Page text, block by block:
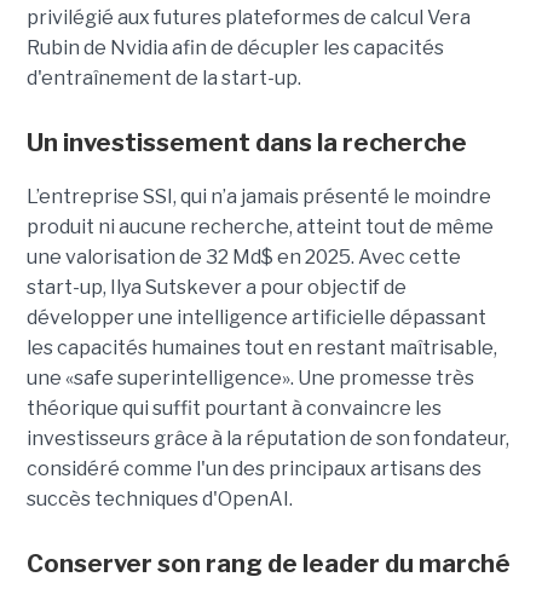
privilégié aux futures plateformes de calcul Vera
Rubin de Nvidia afin de décupler les capacités
d'entraînement de la start-up.
Un investissement dans la recherche
L’entreprise SSI, qui n’a jamais présenté le moindre
produit ni aucune recherche, atteint tout de même
une valorisation de 32 Md$ en 2025. Avec cette
start-up, Ilya Sutskever a pour objectif de
développer une intelligence artificielle dépassant
les capacités humaines tout en restant maîtrisable,
une «safe superintelligence». Une promesse très
théorique qui suffit pourtant à convaincre les
investisseurs grâce à la réputation de son fondateur,
considéré comme l'un des principaux artisans des
succès techniques d'OpenAI.
Conserver son rang de leader du marché